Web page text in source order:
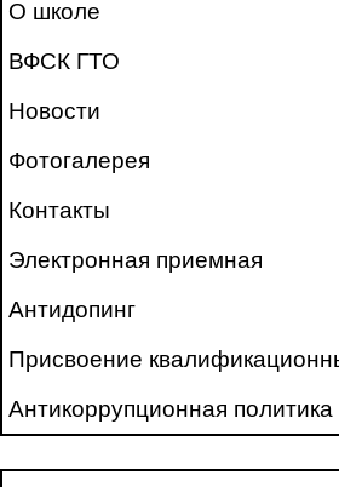
О школе
ВФСК ГТО
Новости
Фотогалерея
Контакты
Электронная приемная
Антидопинг
Присвоение
Антикоррупционная политика